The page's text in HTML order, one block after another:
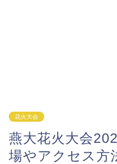
花火大会
燕大花火大会
場やアクセス方